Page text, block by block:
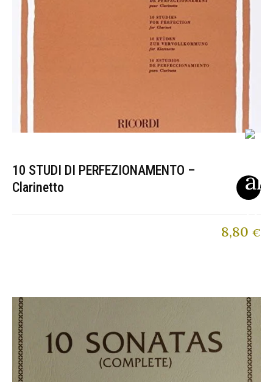
10 STUDI DI PERFEZIONAMENTO –
Clarinetto
8,80 €